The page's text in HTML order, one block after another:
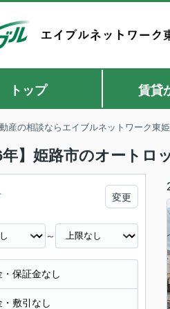
トップ 賃貸
産の相談ならエイブルネットワーク東
年】姫路市のオートロ
変更
～
・保証金なし
・敷引なし